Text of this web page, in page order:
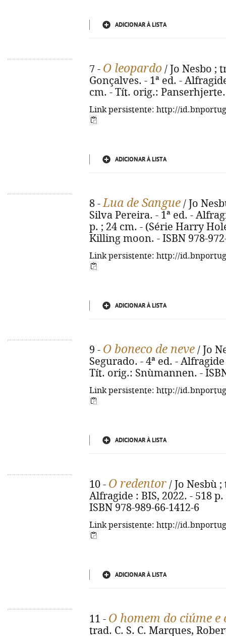
ADICIONAR À LISTA
7 - O leopardo / Jo Nesbo ;
Gonçalves. - 1ª ed. -
cm. - Tít. orig.: Panserhjerte.
Link persistente: http://
ADICIONAR À LISTA
8 -Lua de Sangue / Jo
Silva Pereira. - 1ª ed. -
p. ; 24 cm. - (Série Harry
Killing moon. - ISBN 978-
Link persistente: http://
ADICIONAR À LISTA
9 - O boneco de neve / Jo
Segurado. - 4ª ed. -
Tít. orig.: Snùmannen. -
Link persistente: http://
ADICIONAR À LISTA
10 - O redentor / Jo Nesbù ;
Alfragide : BIS, 2022. - 518
ISBN 978-989-66-1412-6
Link persistente: http://
ADICIONAR À LISTA
11 - O homem do ciúme
trad. C. S. C. Marques,